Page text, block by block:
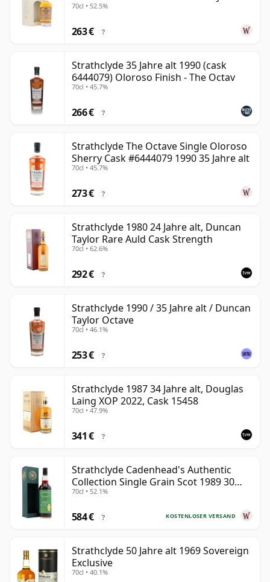
alt
70cl • 52.5%
263 € ?
Strathclyde 35 Jahre alt 1990 (cask
6444079) Oloroso Finish - The Octav
70cl • 45.7%
266 € ?
Strathclyde The Octave Single Oloroso
Sherry Cask #6444079 1990 35 Jahre alt
70cl • 45.7%
273 € ?
Strathclyde 1980 24 Jahre alt, Duncan
Taylor Rare Auld Cask Strength
70cl • 62.6%
292 € ?
Strathclyde 1990 / 35 Jahre alt / Duncan
Taylor Octave
70cl • 46.1%
253 € ?
Strathclyde 1987 34 Jahre alt, Douglas
Laing XOP 2022, Cask 15458
70cl • 47.9%
341 € ?
Strathclyde Cadenhead's Authentic
Collection Single Grain Scot 1989 30
Jahre alt
70cl • 52.1%
KOSTENLOSER VERSAND
584 € ?
Strathclyde 50 Jahre alt 1969 Sovereign
Exclusive
70cl • 40.1%